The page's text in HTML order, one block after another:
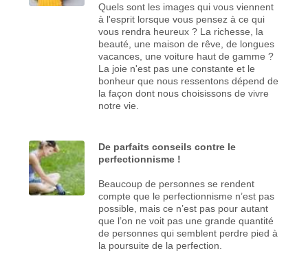
Quels sont les images qui vous viennent
à l'esprit lorsque vous pensez à ce qui
vous rendra heureux ? La richesse, la
beauté, une maison de rêve, de longues
vacances, une voiture haut de gamme ?
La joie n'est pas une constante et le
bonheur que nous ressentons dépend de
la façon dont nous choisissons de vivre
notre vie.
De parfaits conseils contre le
perfectionnisme !
Beaucoup de personnes se rendent
compte que le perfectionnisme n’est pas
possible, mais ce n’est pas pour autant
que l’on ne voit pas une grande quantité
de personnes qui semblent perdre pied à
la poursuite de la perfection.